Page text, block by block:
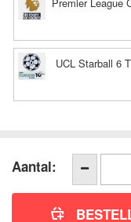
Premier League
UCL Starball 6
Aantal: